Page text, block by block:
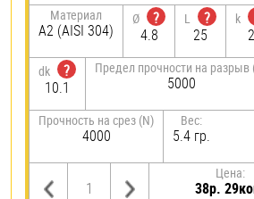
Материал
А2 (AISI 304)
Ø
?
4.8
L
?
25
k
2
dk
?
10.1
Предел прочности на разрыв
5000
Прочность на срез (N)
4000
Вес:
5.4 гр.
Цена:
38р.